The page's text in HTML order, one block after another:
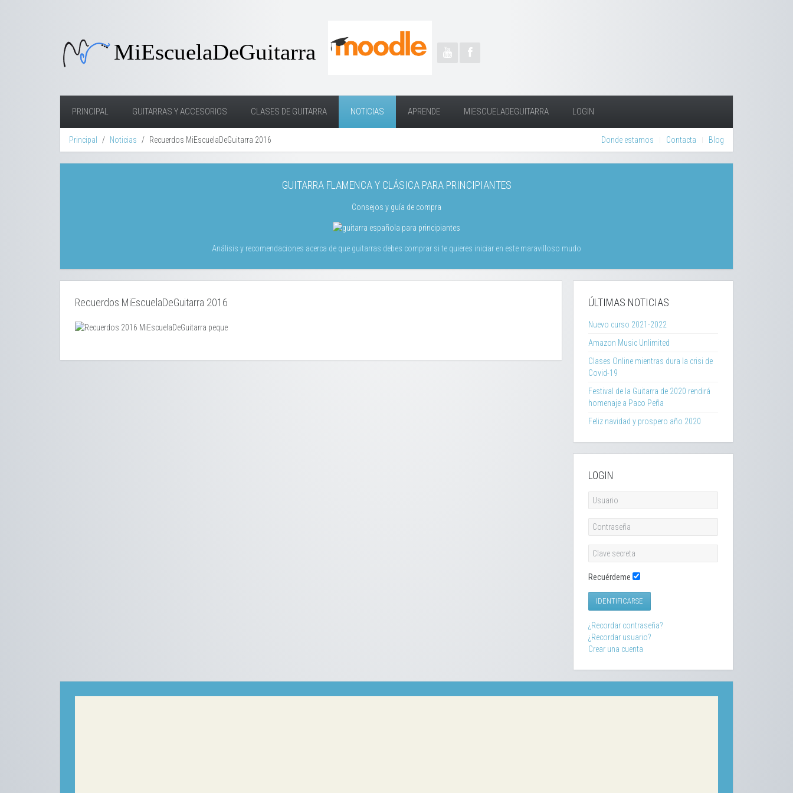
PRINCIPAL GUITARRAS Y ACCESORIOS CLASES DE GUITARRA NOTICIAS APRENDE MIESCUELADEGUITARRA LOGIN
Principal Noticias Recuerdos MiEscuelaDeGuitarra 2016 Donde estamos Contacta Blog
GUITARRA FLAMENCA Y CLÁSICA PARA PRINCIPIANTES
Consejos y guía de compra
Análisis y recomendaciones acerca de que guitarras debes comprar si te quieres iniciar en este maravilloso mudo
Recuerdos MiEscuelaDeGuitarra 2016 ÚLTIMAS NOTICIAS
Nuevo curso 2021-2022
Amazon Music Unlimited
Clases Online mientras dura la crisi de
Covid-19
Festival de la Guitarra de 2020 rendirá
homenaje a Paco Peña
Feliz navidad y prospero año 2020
LOGIN
Recuérdeme
IDENTIFICARSE
¿Recordar contraseña?
¿Recordar usuario?
Crear una cuenta